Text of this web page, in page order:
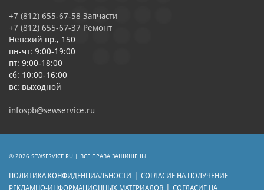
+7 (812) 655-67-58 Запчасти
+7 (812) 655-67-37 Ремонт
Невский пр., 150
пн-чт: 9:00-19:00
пт: 9:00-18:00
сб: 10:00-16:00
вс: выходной
infospb@sewservice.ru
© 2026 SEWSERVICE.RU | ВСЕ ПРАВА ЗАЩИЩЕНЫ.
ПОЛИТИКА КОНФИДЕНЦИАЛЬНОСТИ
СОГЛАСИЕ НА ПОЛУЧЕНИЕ
РЕКЛАМНО-ИНФОРМАЦИОННЫХ МАТЕРИАЛОВ
СОГЛАСИЕ НА